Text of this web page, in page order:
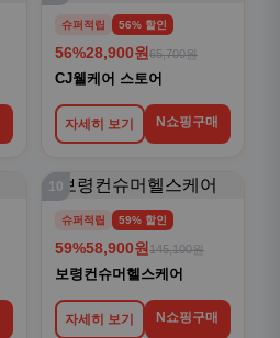
슈퍼적립 56% 할인
56%28,900원 65,700원
CJ웰케어 스토어
자세히 보기 N쇼핑구매
10
슈퍼적립 59% 할인
59%58,900원 145,100원
보령컨슈머헬스케어
자세히 보기 N쇼핑구매